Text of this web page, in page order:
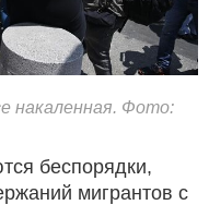
накаленная. Фото:
беспорядки,
мигрантов с